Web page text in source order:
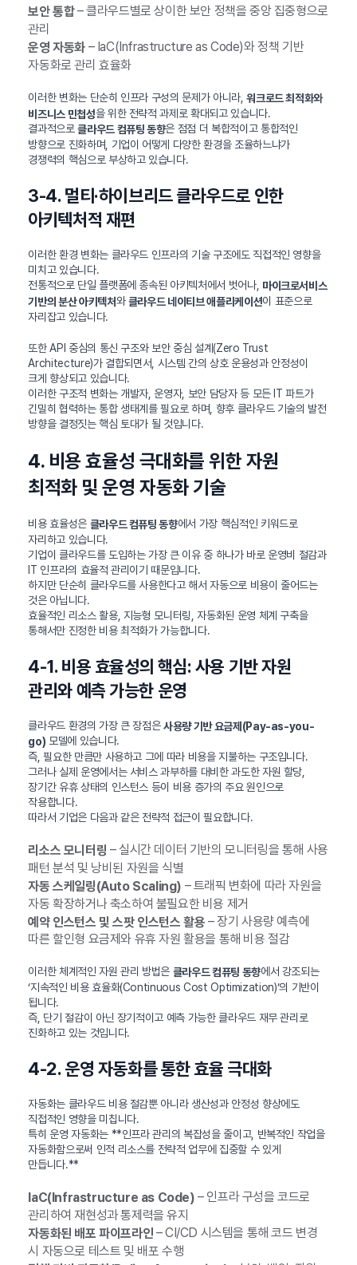
보안 통합– 클라우드별로 상이한 보안 정책을 중앙 집중형으로
관리
운영 자동화– IaC(Infrastructure as Code)와 정책 기반
자동화로 관리 효율화
이러한 변화는 단순히 인프라 구성의 문제가 아니라,워크로드 최적화와
비즈니스 민첩성을 위한 전략적 과제로 확대되고 있습니다.
결과적으로클라우드 컴퓨팅 동향은 점점 더 복합적이고 통합적인
방향으로 진화하며, 기업이 어떻게 다양한 환경을 조율하느냐가
경쟁력의 핵심으로 부상하고 있습니다.
3-4. 멀티·하이브리드 클라우드로 인한
아키텍처적 재편
이러한 환경 변화는 클라우드 인프라의 기술 구조에도 직접적인 영향을
미치고 있습니다.
전통적으로 단일 플랫폼에 종속된 아키텍처에서 벗어나, 마이크로서비스
기반의 분산 아키텍처와클라우드 네이티브 애플리케이션이 표준으로
자리잡고 있습니다.
또한 API 중심의 통신 구조와 보안 중심 설계(Zero Trust
Architecture)가 결합되면서, 시스템 간의 상호 운용성과 안정성이
크게 향상되고 있습니다.
이러한 구조적 변화는 개발자, 운영자, 보안 담당자 등 모든 IT 파트가
긴밀히 협력하는 통합 생태계를 필요로 하며, 향후 클라우드 기술의 발전
방향을 결정짓는 핵심 토대가 될 것입니다.
4. 비용 효율성 극대화를 위한 자원
최적화 및 운영 자동화 기술
비용 효율성은 클라우드 컴퓨팅 동향에서 가장 핵심적인 키워드로
자리하고 있습니다.
기업이 클라우드를 도입하는 가장 큰 이유 중 하나가 바로 운영비 절감과
IT 인프라의 효율적 관리이기 때문입니다.
하지만 단순히 클라우드를 사용한다고 해서 자동으로 비용이 줄어드는
것은 아닙니다.
효율적인 리소스 활용, 지능형 모니터링, 자동화된 운영 체계 구축을
통해서만 진정한 비용 최적화가 가능합니다.
4-1. 비용 효율성의 핵심: 사용 기반 자원
관리와 예측 가능한 운영
클라우드 환경의 가장 큰 장점은사용량 기반 요금제(Pay-as-you-
go) 모델에 있습니다.
즉, 필요한 만큼만 사용하고 그에 따라 비용을 지불하는 구조입니다.
그러나 실제 운영에서는 서비스 과부하를 대비한 과도한 자원 할당,
장기간 유휴 상태의 인스턴스 등이 비용 증가의 주요 원인으로
작용합니다.
따라서 기업은 다음과 같은 전략적 접근이 필요합니다.
리소스 모니터링 – 실시간 데이터 기반의 모니터링을 통해 사용
패턴 분석 및 낭비된 자원을 식별
자동 스케일링(Auto Scaling) – 트래픽 변화에 따라 자원을
자동 확장하거나 축소하여 불필요한 비용 제거
예약 인스턴스 및 스팟 인스턴스 활용 – 장기 사용량 예측에
따른 할인형 요금제와 유휴 자원 활용을 통해 비용 절감
이러한 체계적인 자원 관리 방법은 클라우드 컴퓨팅 동향에서 강조되는
‘지속적인 비용 효율화(Continuous Cost Optimization)’의 기반이
됩니다.
즉, 단기 절감이 아닌 장기적이고 예측 가능한 클라우드 재무 관리로
진화하고 있는 것입니다.
4-2. 운영 자동화를 통한 효율 극대화
자동화는 클라우드 비용 절감뿐 아니라 생산성과 안정성 향상에도
직접적인 영향을 미칩니다.
특히 운영 자동화는 **인프라 관리의 복잡성을 줄이고, 반복적인 작업을
자동화함으로써 인적 리소스를 전략적 업무에 집중할 수 있게
만듭니다.**
IaC(Infrastructure as Code) – 인프라 구성을 코드로
관리하여 재현성과 통제력을 유지
자동화된 배포 파이프라인 – CI/CD 시스템을 통해 코드 변경
시 자동으로 테스트 및 배포 수행